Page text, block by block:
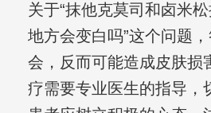
关于“抹他克莫司和卤米
地方会变白吗”这个问题
会，反而可能造成皮肤损
疗需要专业医生的指导，